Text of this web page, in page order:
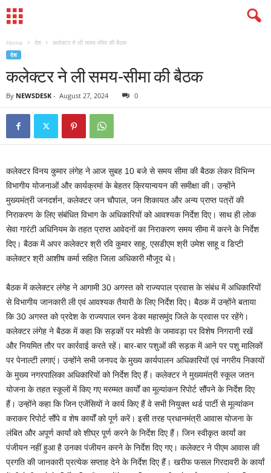
Home देश कलेक्टर ने ली समय-सीमा की बैठक
देश
कलेक्टर ने ली समय-सीमा की बैठक
By NEWSDESK - August 27, 2024 0
कलेक्टर विनय कुमार लंगेह ने आज सुबह 10 बजे से समय सीमा की बैठक लेकर विभिन्न
विभागीय योजनाओं और कार्यक्रमां के बेहतर क्रियान्वयन की समीक्षा की। उन्होंने
मुख्यमंत्री जनदर्शन, कलेक्टर जन चौपाल, जन शिकायत और अन्य प्राप्त पत्रों की
निराकरण के लिए संबंधित विभाग के अधिकारियों को आवश्यक निर्देश दिए। साथ ही लोक
सेवा गारंटी अधिनियम के तहत प्राप्त आवेदनों का निराकरण समय सीमा में करने के निर्देश
दिए। बैठक में अपर कलेक्टर श्री रवि कुमार साहू, एसडीएम श्री उमेश साहू व डिप्टी
कलेक्टर श्री आशीष कर्मा सहित जिला अधिकारी मौजूद थे।
बैठक में कलेक्टर लंगेह ने आगामी 30 अगस्त को राज्यपाल प्रवास के संबंध में अधिकारियों
से विभागीय जानकारी ली एवं आवश्यक तैयारी के लिए निर्देश दिए। बैठक में उन्होंने बताया
कि 30 अगस्त को प्रदेश के राज्यपाल रमन डेका महासमुंद जिले के प्रवास पर रहेंगे।
कलेक्टर लंगेह ने बैठक में कहा कि सड़कों पर मवेशी के जमावड़ा पर विशेष निगरानी रखें
और नियमित तौर पर कार्रवाई करते रहें। बार-बार पशुओं की सड़क में आने पर पशु मालिकों
पर पेनाल्टी लगाएं। उन्होंने सभी जनपद के मुख्य कार्यपालन अधिकारियों एवं नगरीय निकायों
के मुख्य नगरपालिका अधिकारियों को निर्देश दिए हैं। कलेक्टर ने मुख्यमंत्री स्कूल जतन
योजना के तहत स्कूलों में किए गए मरम्मत कार्यों का मूल्यांकन रिपोर्ट सौंपने के निर्देश दिए
हैं। उन्होंने कहा कि जिन एजेंसियों ने कार्य किए हैं वे सभी नियुक्त थर्ड पार्टी से मूल्यांकन
कराकर रिपोर्ट सौंपे व शेष कार्यों को पूर्ण करें। इसी तरह प्रधानमंत्री आवास योजना के
लंबित और अपूर्ण कार्यां को शीघ्र पूर्ण करने के निर्देश दिए हैं। जिन स्वीकृत कार्यां का
पंजीयन नहीं हुआ है उनका पंजीयन करने के निर्देश दिए गए। कलेक्टर ने पीएम आवास की
प्रगति की जानकारी प्रत्येक सप्ताह देने के निर्देश दिए हैं। खरीफ फसल गिरदावरी के कार्यां